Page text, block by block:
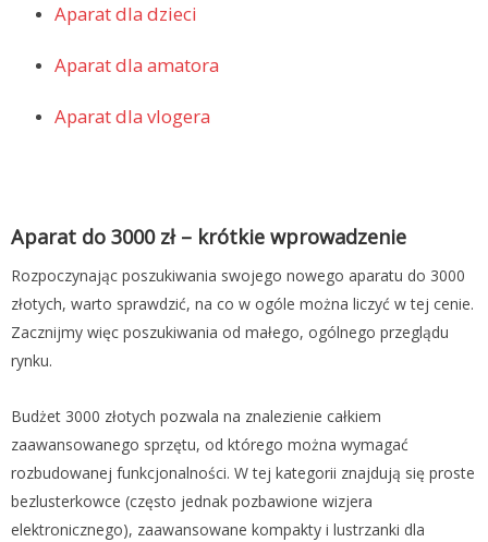
Aparat dla dzieci
Aparat dla amatora
Aparat dla vlogera
Aparat do 3000 zł – krótkie wprowadzenie
Rozpoczynając poszukiwania swojego nowego aparatu do 3000
złotych, warto sprawdzić, na co w ogóle można liczyć w tej cenie.
Zacznijmy więc poszukiwania od małego, ogólnego przeglądu
rynku.
Budżet 3000 złotych pozwala na znalezienie całkiem
zaawansowanego sprzętu, od którego można wymagać
rozbudowanej funkcjonalności. W tej kategorii znajdują się proste
bezlusterkowce (często jednak pozbawione wizjera
elektronicznego), zaawansowane kompakty i lustrzanki dla